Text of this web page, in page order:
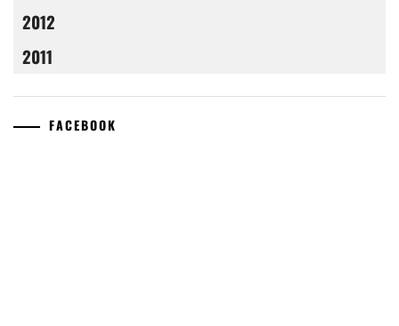
2012
2011
FACEBOOK